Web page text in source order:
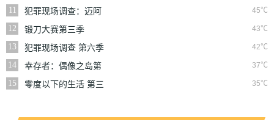
三季
11 45℃
犯罪现场调查：迈阿
密 第六季
12 43℃
锻刀大赛第三季
13
42℃
犯罪现场调查 第六季
14
37℃
幸存者：偶像之岛第
三十九季
15 35℃
零度以下的生活 第三